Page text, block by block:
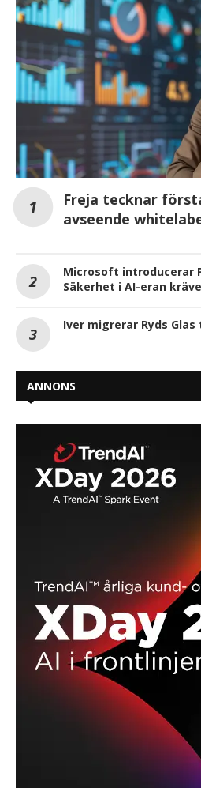
Freja tecknar
avseende
Microsoft introducerar
Säkerhet i AI-eran
Iver migrerar Ryds Glas
ANNONS